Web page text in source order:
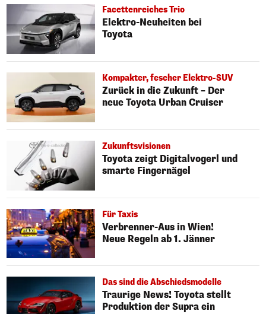
Facettenreiches Trio
Elektro-Neuheiten bei
Toyota
Kompakter, fescher Elektro-SUV
Zurück in die Zukunft – Der
neue Toyota Urban Cruiser
Zukunftsvisionen
Toyota zeigt Digitalvogerl und
smarte Fingernägel
Für Taxis
Verbrenner-Aus in Wien!
Neue Regeln ab 1. Jänner
Das sind die Abschiedsmodelle
Traurige News! Toyota stellt
Produktion der Supra ein